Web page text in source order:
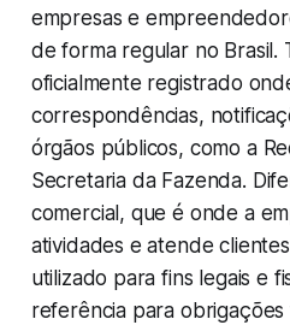
empresas e
de forma regular no Brasil.
oficialmente registrado
correspondências,
órgãos públicos, como a
Secretaria da Fazenda.
comercial, que é onde a
atividades e atende
utilizado para fins legais e
referência para obrigações